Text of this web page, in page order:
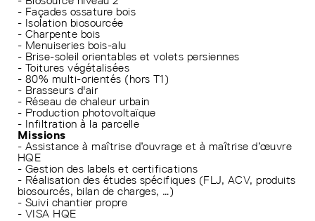
- Façades ossature bois
- Isolation biosourcée
- Charpente bois
- Menuiseries bois-alu
- Brise-soleil orientables et volets persiennes
- Toitures végétalisées
- 80% multi-orientés (hors T1)
- Brasseurs d'air
- Réseau de chaleur urbain
- Production photovoltaïque
- Infiltration à la parcelle
Missions
- Assistance à maîtrise d’ouvrage et à maîtrise d’œuvre
HQE
- Gestion des labels et certifications
- Réalisation des études spécifiques (FLJ, ACV, produits
biosourcés, bilan de charges, …)
- Suivi chantier propre
- VISA HQE